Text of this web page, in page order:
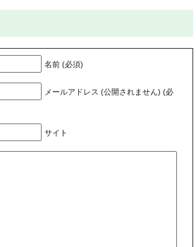
名前 (必須)
メールアドレス (公開されません) (必
サイト